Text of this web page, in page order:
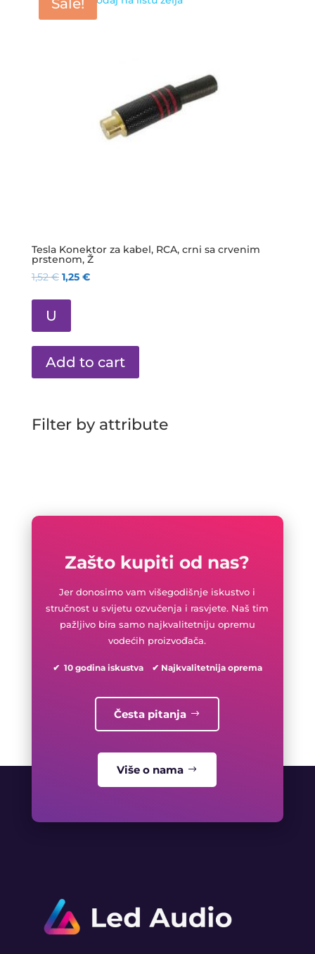
Sale!
Tesla Konektor za kabel, RCA, crni sa crvenim
prstenom, Ž
1,52€ 1,25 €
U
Add to cart
Filter by attribute
Zašto kupiti od nas?
Jer donosimo vam višegodišnje iskustvo i
stručnost u svijetu ozvučenja i rasvjete. Naš tim
pažljivo bira samo najkvalitetniju opremu
vodećih proizvođača.
✔ 10 godina iskustva ✔ Najkvalitetnija oprema
Česta pitanja
Više o nama